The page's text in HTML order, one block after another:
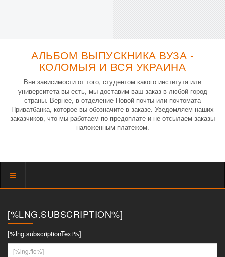
АЛЬБОМ ВЫПУСКНИКА ВУЗА -
КОЛОМЫЯ И ВСЯ УКРАИНА
Вне зависимости от того, студентом какого института или
университета вы есть, мы доставим ваш заказ в любой город
страны. Вернее, в отделение Новой почты или почтомата
Приватбанка, которое вы обозначите в заказе. Уведомляем наших
заказчиков, что мы работаем по предоплате и не отсылаем заказы
наложенным платежом.
Показать
[%LNG.SUBSCRIPTION%]
[%lng.subscriptionText%]
[%lng.fio%]